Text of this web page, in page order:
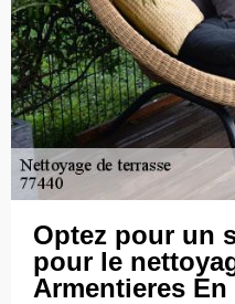
Optez pour un
pour le
Armentieres En